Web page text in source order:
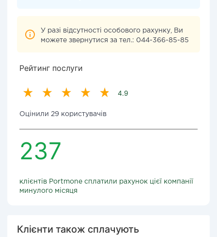
У разі відсутності особового рахунку, Ви
можете звернутися за тел.: 044-366-85-85
Рейтинг послуги
4.9
Оцінили 29 користувачів
237
клієнтів Portmone сплатили рахунок цієї компанії
минулого місяця
Клієнти також сплачують